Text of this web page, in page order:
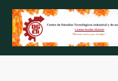
contenido